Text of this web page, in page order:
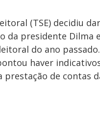
(TSE) decidiu
da presidente Dilma
do ano passado.
haver
de contas